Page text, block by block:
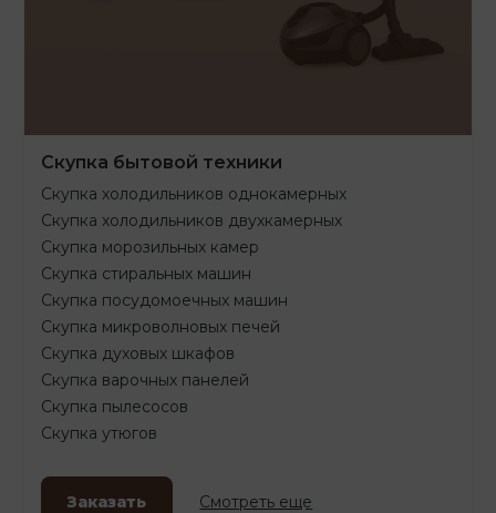
Скупка бытовой техники
Скупка холодильников однокамерных
Скупка холодильников двухкамерных
Скупка морозильных камер
Скупка стиральных машин
Скупка посудомоечных машин
Скупка микроволновых печей
Скупка духовых шкафов
Скупка варочных панелей
Скупка пылесосов
Скупка утюгов
Заказать Смотреть еще